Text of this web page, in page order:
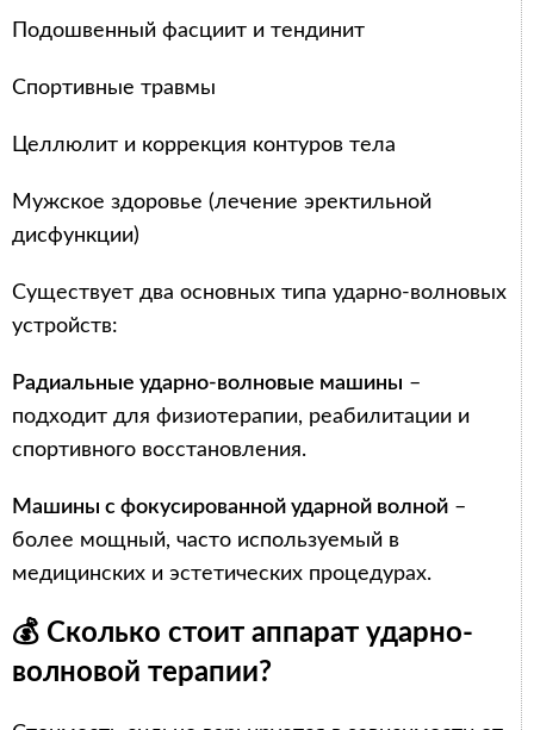
Подошвенный фасциит и тендинит
Спортивные травмы
Целлюлит и коррекция контуров тела
Мужское здоровье (лечение эректильной
дисфункции)
Существует два основных типа ударно-волновых
устройств:
Радиальные ударно-волновые машины –
подходит для физиотерапии, реабилитации и
спортивного восстановления.
Машины с фокусированной ударной волной –
более мощный, часто используемый в
медицинских и эстетических процедурах.
💰 Сколько стоит аппарат ударно-
волновой терапии?